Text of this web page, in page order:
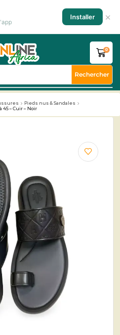
Rechercher
0
Pieds nus & Sandales
– Cuir – Noir
Installer ×